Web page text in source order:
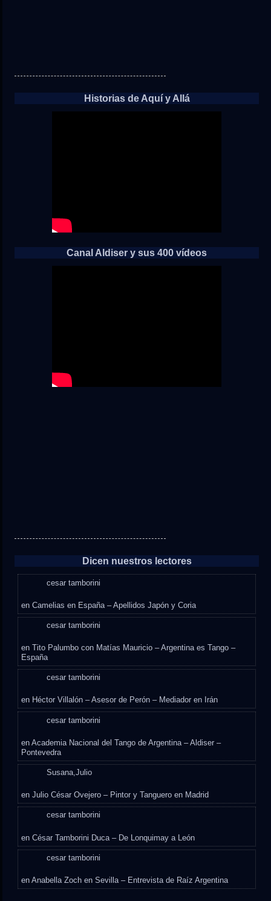
Historias de Aquí y Allá
Canal Aldiser y sus 400 vídeos
Dicen nuestros lectores
cesar tamborini
enCamelias en España – Apellidos Japón y Coria
cesar tamborini
enTito Palumbo con Matías Mauricio – Argentina es Tango –
España
cesar tamborini
en Héctor Villalón – Asesor de Perón – Mediador en Irán
cesar tamborini
enAcademia Nacional del Tango de Argentina – Aldiser –
Pontevedra
Susana,Julio
enJulio César Ovejero – Pintor y Tanguero en Madrid
cesar tamborini
enCésar Tamborini Duca – De Lonquimay a León
cesar tamborini
enAnabella Zoch en Sevilla – Entrevista de Raíz Argentina